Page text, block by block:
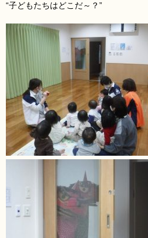
“子どもたちはどこだ～？”